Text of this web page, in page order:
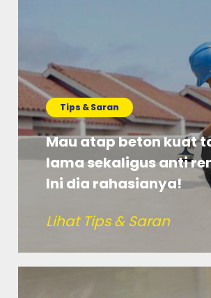
Tips & Saran
Mau atap beton kuat
lama sekaligus anti
Ini dia rahasianya!
Lihat Tips & Saran